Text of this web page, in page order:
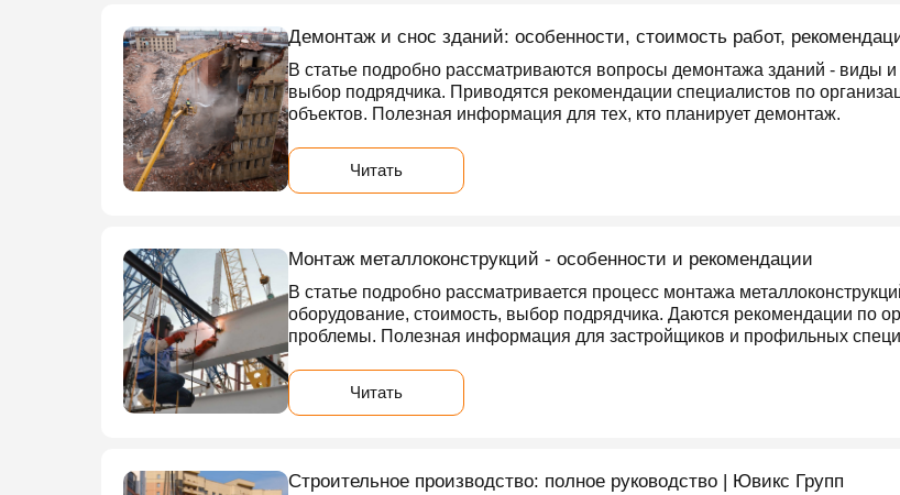
Демонтаж и снос зданий: особенности, стоимость работ,
В статье подробно рассматриваются вопросы демонтажа зданий - виды и
выбор подрядчика. Приводятся рекомендации специалистов по
объектов. Полезная информация для тех, кто планирует демонтаж.
Читать
Монтаж металлоконструкций - особенности и рекомендации
В статье подробно рассматривается процесс монтажа
оборудование, стоимость, выбор подрядчика. Даются рекомендации по
проблемы. Полезная информация для застройщиков и профильных
Читать
Строительное производство: полное руководство | Ювикс Групп